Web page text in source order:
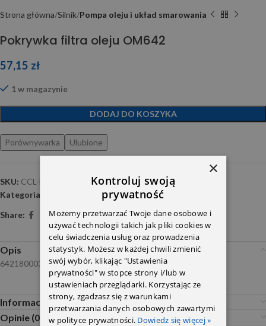
Strona główna Silnik Pompa oleju i układ smarowania
Pokrywka filtra oleju OM642
57,15 zł
1 w magazynie
DODAJ DO KOSZYKA
Porównywarka Ulubione
SKU: CCL-ME-031
Kategoria:
Pompa oleju i układ smarowania
Share:
Opis
6421800038 NTY
Informacje dodatkowe
Opinie (0)
×
Kontroluj swoją
prywatność
Możemy przetwarzać Twoje dane osobowe i
używać technologii takich jak pliki cookies w
celu świadczenia usług oraz prowadzenia
statystyk. Możesz w każdej chwili zmienić
swój wybór, klikając "Ustawienia
prywatności" w stopce strony i/lub w
ustawieniach przeglądarki. Korzystając ze
strony, zgadzasz się z warunkami
przetwarzania danych osobowych zawartymi
w polityce prywatności. Dowiedz się więcej »